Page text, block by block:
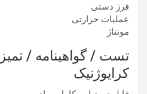
فرز دستی
عملیات حرارتی
مونتاژ
تست / گواهینامه /
کرایوژنیک